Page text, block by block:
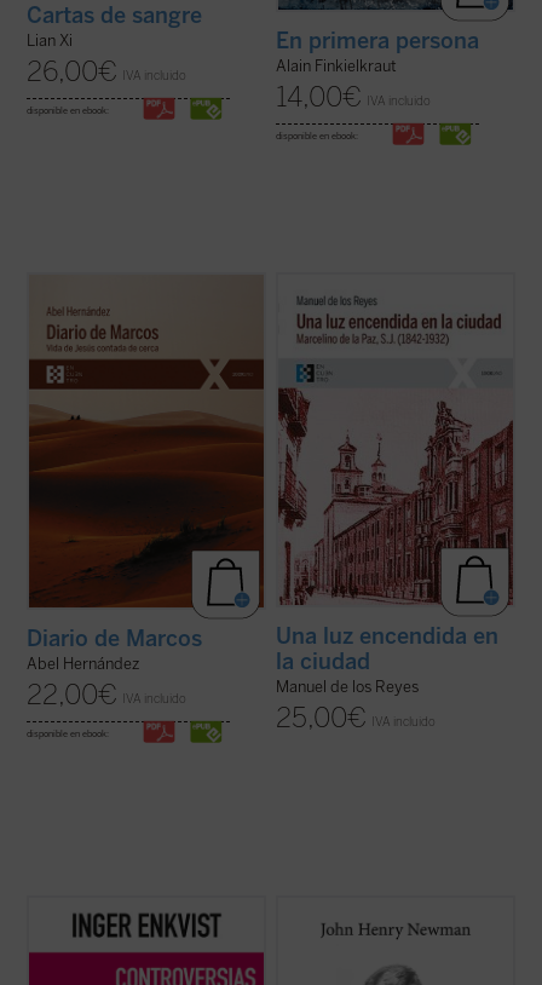
Cartas de sangre
Lian Xi
26,00€ IVA incluido
disponible en ebook:
En primera persona
Alain Finkielkraut
14,00€ IVA incluido
disponible en ebook:
maestría como cronista para dar color y
vida a la historia de Jesús de Nazaret, que
es «contada de cerca» por un aún joven e
inexperto evangelista Marcos, a quien
Jesús le encarga, nada más conocerle ...
(ver ficha)
Diario de Marcos
Abel Hernández
22,00€ IVA incluido
disponible en ebook:
ingresó en el noviciado de la Compañía de
Jesús. Docente, predicador, misionero,
confesor e impulsor de obras sociales, su
implicación en el ministerio del ...
(ver ficha)
Una luz encendida en
la ciudad
Manuel de los Reyes
25,00€ IVA incluido
La experta educativa sueca Inger Enkvist y
la periodista Olga R. Sanmartín abordan en
terreno de la educación: la tensión entre el
literatura autobiográfica universal, supuso
rechazo que había causado en Inglaterra